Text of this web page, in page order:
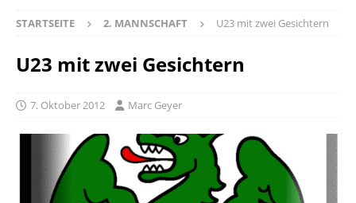
STARTSEITE 2. MANNSCHAFT U23 mit zwei Gesichtern
U23 mit zwei Gesichtern
7. Oktober 2012 Marc Geyer